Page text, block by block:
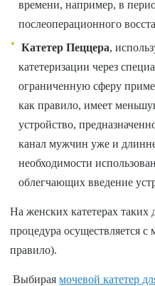
времени, например, в
послеоперационного
Катетер Пеццера,
катетеризации через
ограниченную сферу
как правило, имеет
устройство,
канал мужчин уже и
необходимости
облегчающих введение
На женских катетерах таких
процедура осуществляется
правило).
Выбираямочевой катетер